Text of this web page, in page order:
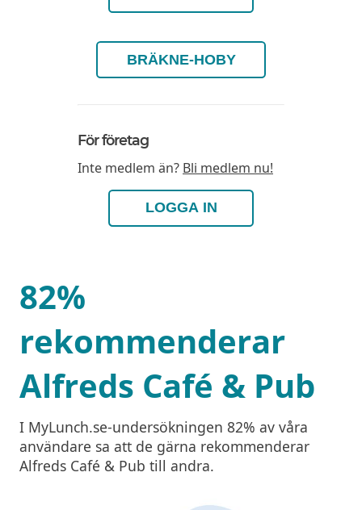
BRÄKNE-HOBY
För företag
Inte medlem än? Bli medlem nu!
LOGGA IN
82%
rekommenderar
Alfreds Café & Pub
I MyLunch.se-undersökningen 82% av våra
användare sa att de gärna rekommenderar
Alfreds Café & Pub till andra.